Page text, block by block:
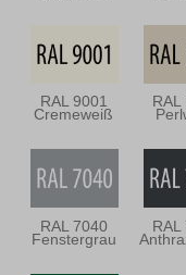
RAL 9001
Cremeweiß
RAL
RAL 7040
Fenstergrau
RAL